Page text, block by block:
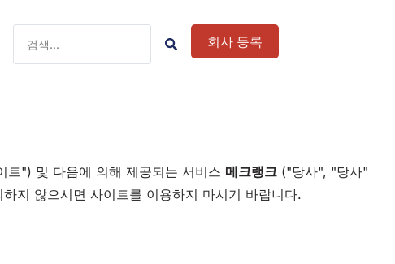
회사 등록
트") 및 다음에 의해 제공되는 서비스 메크랭크 ("당사", "당사"
지 않으시면 사이트를 이용하지 마시기 바랍니다.